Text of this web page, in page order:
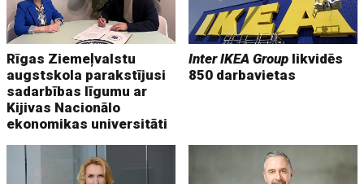
Rīgas Ziemeļvalstu
augstskola parakstījusi
sadarbības līgumu ar
Kijivas Nacionālo
ekonomikas universitāti
Inter IKEA Group likvidēs
850 darbavietas